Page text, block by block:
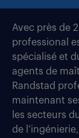
Avec près de
professional
spécialisé et
agents de
Randstad
maintenant
les secteurs
de